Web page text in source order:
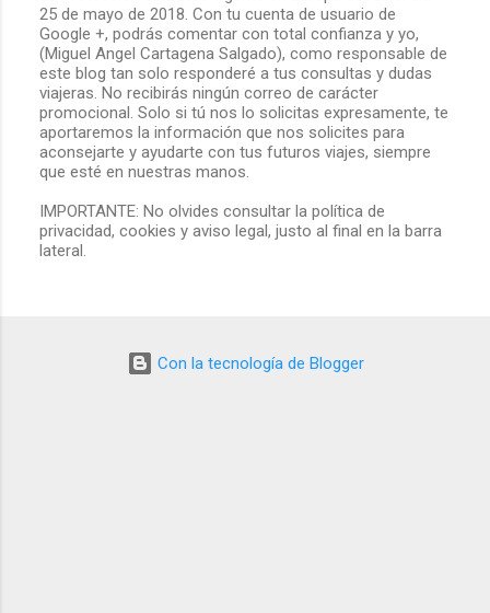
l
i
c
a
r
u
n
c
o
e
n
t
25 de mayo de 2018. Con tu cuenta de usuario de
Google +, podrás comentar con total confianza y yo,
(Miguel Angel Cartagena Salgado), como responsable de
este blog tan solo responderé a tus consultas y dudas
viajeras. No recibirás ningún correo de carácter
promocional. Solo si tú nos lo solicitas expresamente, te
aportaremos la información que nos solicites para
aconsejarte y ayudarte con tus futuros viajes, siempre
que esté en nuestras manos.
IMPORTANTE: No olvides consultar la política de
privacidad, cookies y aviso legal, justo al final en la barra
lateral.
Con la tecnología de Blogger